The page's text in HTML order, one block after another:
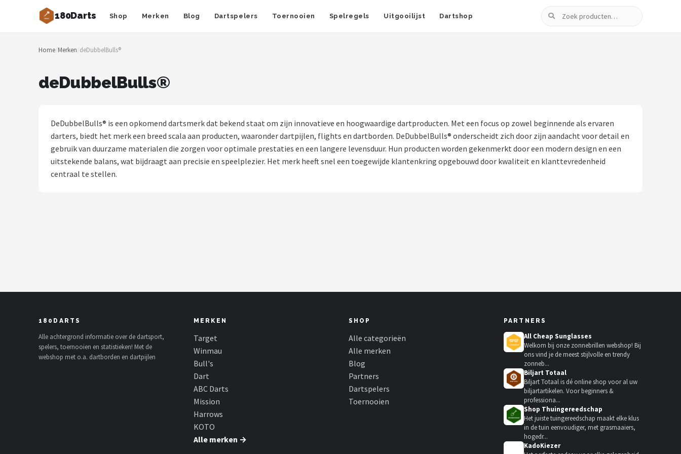
180Darts Shop Merken Blog Dartspelers Toernooien Spelregels Uitgooilijst Dartshop
Zoeken
Zoeken
NAVIGATIE
Dartspelers
Toernooien
Bull's
Home/Merken/deDubbelBulls®
deDubbelBulls®
DeDubbelBulls® is een opkomend dartsmerk dat bekend staat om zijn innovatieve en hoogwaardige dartproducten. Met een focus op zowel beginnende als ervaren
darters, biedt het merk een breed scala aan producten, waaronder dartpijlen, flights en dartborden. DeDubbelBulls® onderscheidt zich door zijn aandacht voor detail en
gebruik van duurzame materialen die zorgen voor optimale prestaties en een langere levensduur. Hun producten worden gekenmerkt door een modern design en een
uitstekende balans, wat bijdraagt aan precisie en speelplezier. Het merk heeft snel een toegewijde klantenkring opgebouwd door kwaliteit en klanttevredenheid
centraal te stellen.
180DARTS
Alle achtergrond informatie over de dartsport,
spelers, toernooien en statistieken! Met de
webshop met o.a. dartborden en dartpijlen
MERKEN
Target
Winmau
Bull's
Dart
ABC Darts
Mission
Harrows
KOTO
Alle merken →
SHOP
Alle categorieën
Alle merken
Blog
Partners
Dartspelers
Toernooien
PARTNERS
All Cheap Sunglasses
Welkom bij onze zonnebrillen webshop! Bij
ons vind je de meest stijlvolle en trendy
zonneb...
Biljart Totaal
Biljart Totaal is dé online shop voor al uw
biljartartikelen. Voor beginners &
professiona...
Shop Thuingereedschap
Het juiste tuingereedschap maakt elke klus
in de tuin eenvoudiger, met grasmaaiers,
hogedr...
KadoKiezer